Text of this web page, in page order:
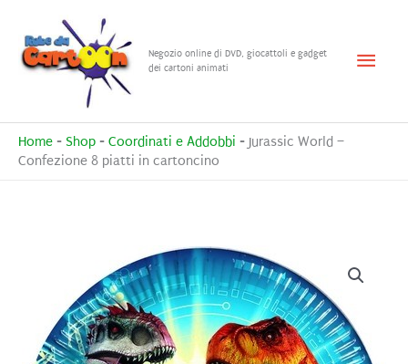
contenuto
Negozio online di DVD, giocattoli e gadget
dei cartoni animati
Menu
Home - Shop - Coordinati e Addobbi - Jurassic World –
Confezione 8 piatti in cartoncino